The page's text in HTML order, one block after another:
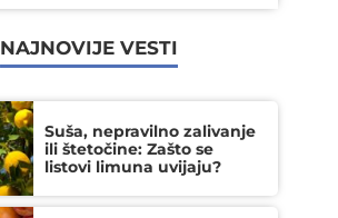
NAJNOVIJE VESTI
Suša, nepravilno zalivanje
ili štetočine: Zašto se
listovi limuna uvijaju?